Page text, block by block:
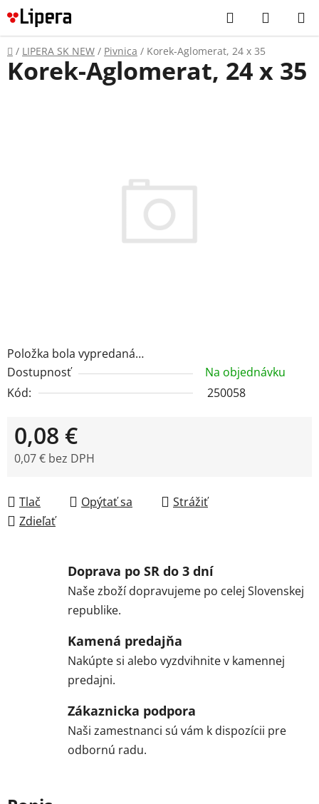
Prejsť
na
obsah
Hľadať
KOŠÍK
Domov
/ LIPERA SK NEW / Pivnica / Korek-Aglomerat, 24 x 35
Položka bola vypredaná…
Dostupnosť
Na objednávku
Kód:
250058
0,08 €
0,07 € bez DPH
Tlač
Opýtať sa
Strážiť
Zdieľať
Korek-Aglomerat, 24 x 35
Doprava po SR do 3 dní
Naše zboží dopravujeme po celej Slovenskej
republike.
Kamená predajňa
Nakúpte si alebo vyzdvihnite v kamennej
predajni.
Zákaznicka podpora
Naši zamestnanci sú vám k dispozícii pre
odbornú radu.